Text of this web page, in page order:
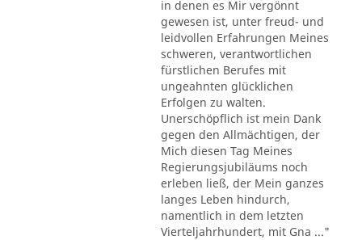
in denen es Mir vergönnt
gewesen ist, unter freud- und
leidvollen Erfahrungen Meines
schweren, verantwortlichen
fürstlichen Berufes mit
ungeahnten glücklichen
Erfolgen zu walten.
Unerschöpflich ist mein Dank
gegen den Allmächtigen, der
Mich diesen Tag Meines
Regierungsjubiläums noch
erleben ließ, der Mein ganzes
langes Leben hindurch,
namentlich in dem letzten
Vierteljahrhundert, mit Gna ..."